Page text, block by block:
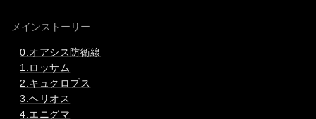
メインストーリー
0.オアシス防衛線
1.ロッサム
2.キュクロプス
3.ヘリオス
4.エニグマ